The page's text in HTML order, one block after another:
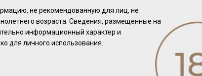
коллекцииElephant Hill Hawke's Bay
по праву
происходит от имени предка владельца
покровителем протестанской Реформации в XVI
мышления.
Elephant Hill Hawke's
своего тёзки. В ассамбляж вина входят красные
А аромат спелых фруктов переплетается
не рекомендованную для лиц, не
возраста. Сведения, размещенные на
информационный характер и
для личного использования.